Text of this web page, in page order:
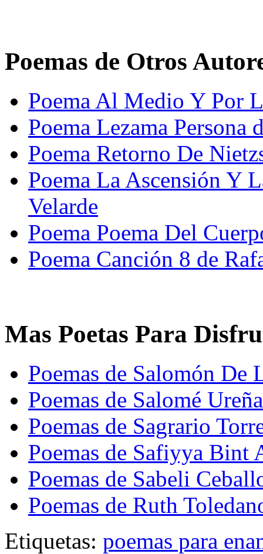
Poemas de Otros
Poema Al Medio Y Por
Poema Lezama Persona
Poema Retorno De
Poema La Ascensión Y
Velarde
Poema Poema Del
Poema Canción 8 de
Mas Poetas Para
Poemas de Salomón De
Poemas de Salomé
Poemas de Sagrario
Poemas de Safiyya Bint
Poemas de Sabeli
Poemas de Ruth
Etiquetas: poemas para